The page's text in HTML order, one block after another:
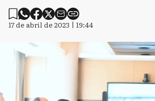
17 de abril de 2023 | 19:44